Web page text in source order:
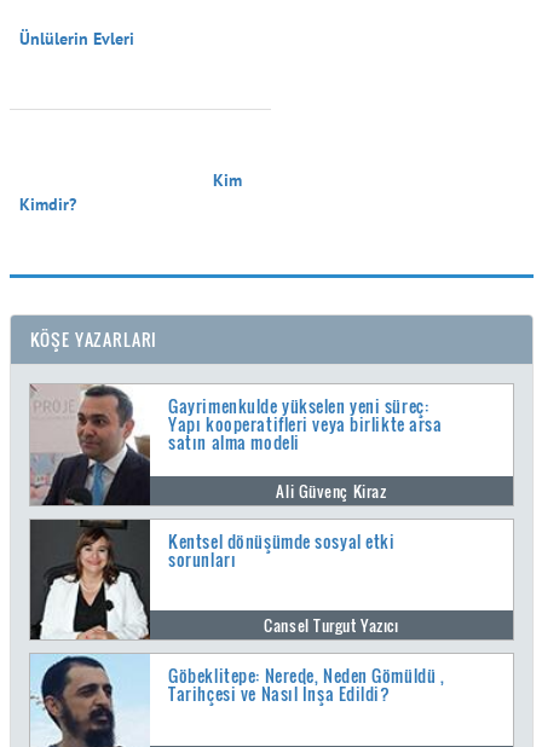
Ünlülerin Evleri
Kimdir?
KÖŞE YAZARLARI
Gayrimenkulde yükselen yeni süreç:
Yapı kooperatifleri veya birlikte arsa
satın alma modeli
Ali Güvenç Kiraz
Kentsel dönüşümde sosyal etki
sorunları
Cansel Turgut Yazıcı
Göbeklitepe: Nerede, Neden Gömüldü ,
Tarihçesi ve Nasıl İnşa Edildi?